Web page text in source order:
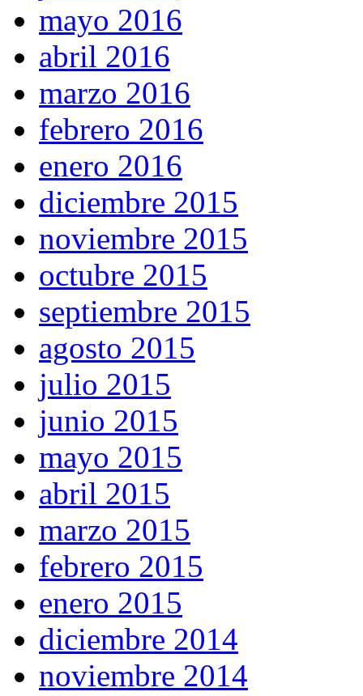
mayo 2016
abril 2016
marzo 2016
febrero 2016
enero 2016
diciembre 2015
noviembre 2015
octubre 2015
septiembre 2015
agosto 2015
julio 2015
junio 2015
mayo 2015
abril 2015
marzo 2015
febrero 2015
enero 2015
diciembre 2014
noviembre 2014